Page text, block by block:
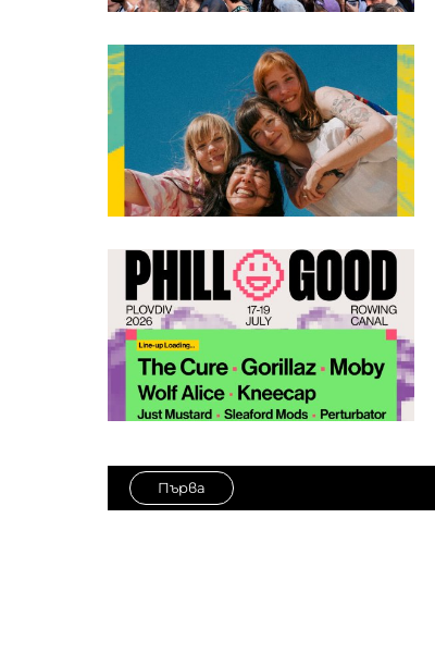
Първа